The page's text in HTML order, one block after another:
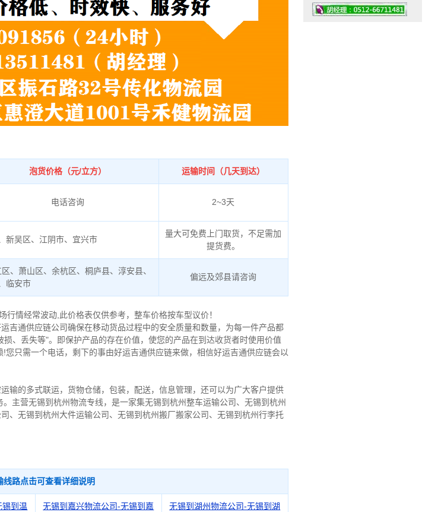
泡货价格（元/立方） 运输时间（几天到达）
电话咨询 2~3天
新吴区、江阴市、宜兴市
量大可免费上门取货，不足需加
提货费。
、萧山区、余杭区、桐庐县、淳安县、
临安市
偏远及郊县请咨询
情经常波动,此价格表仅供参考，整车价格按车型议价！
吉通供应链公司确保在移动货品过程中的安全质量和数量，为每一件产品都
、丢失等"。即保护产品的存在价值，使您的产品在到达收货者时使用价值
只需一个电话，剩下的事由好运吉通供应链来做，相信好运吉通供应链会以
输的多式联运，货物仓储，包装，配送，信息管理，还可以为广大客户提供
主营无锡到杭州物流专线，是一家集无锡到杭州整车运输公司、无锡到杭州
、无锡到杭州大件运输公司、无锡到杭州搬厂搬家公司、无锡到杭州行李托
线路点击可查看详细说明
到温
无锡到嘉兴物流公司-无锡到嘉
无锡到湖州物流公司-无锡到湖